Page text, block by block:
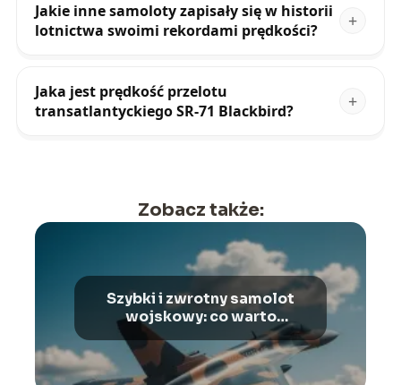
Jakie inne samoloty zapisały się w historii
lotnictwa swoimi rekordami prędkości?
Jaka jest prędkość przelotu
transatlantyckiego SR-71 Blackbird?
Zobacz także:
Szybki i zwrotny samolot
wojskowy: co warto
wiedzieć?